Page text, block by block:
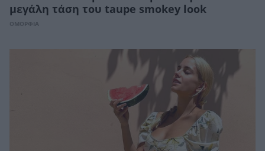
μεγάλη τάση του taupe smokey look
ΟΜΟΡΦΙΑ